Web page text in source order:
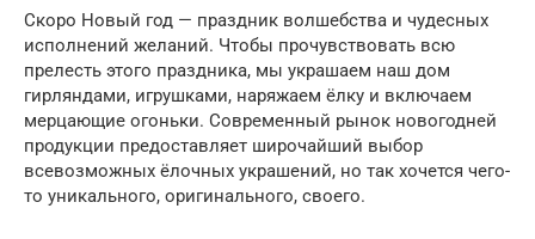
Скоро Новый год — праздник волшебства и чудесных
исполнений желаний. Чтобы прочувствовать всю
прелесть этого праздника, мы украшаем наш дом
гирляндами, игрушками, наряжаем ёлку и включаем
мерцающие огоньки. Современный рынок новогодней
продукции предоставляет широчайший выбор
всевозможных ёлочных украшений, но так хочется чего-
то уникального, оригинального, своего.